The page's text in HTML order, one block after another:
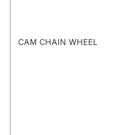
CAM CHAIN WHEEL